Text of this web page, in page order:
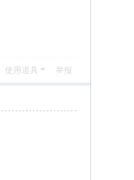
使用道具 举报